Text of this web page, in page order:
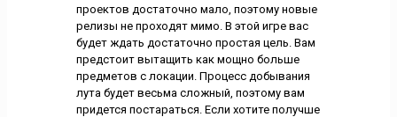
проектов достаточно мало, поэтому новые
релизы не проходят мимо. В этой игре вас
будет ждать достаточно простая цель. Вам
предстоит вытащить как мощно больше
предметов с локации. Процесс добывания
лута будет весьма сложный, поэтому вам
придется постараться. Если хотите получше